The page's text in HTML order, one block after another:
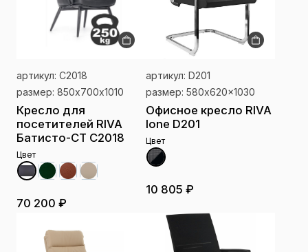
артикул: C2018
размер: 850х700х1010
Кресло для
посетителей RIVA
Батисто-СТ C2018
Цвет
70 200 ₽
артикул: D201
размер: 580x620x1030
Офисное кресло RIVA
lone D201
Цвет
10 805 ₽